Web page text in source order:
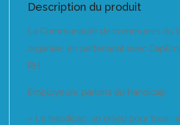
Description du produit
La Communauté de communes du
organise, en partenariat avec
RH :
Employeurs, parlons du handicap
« Le handicap, un enjeu pour tous :